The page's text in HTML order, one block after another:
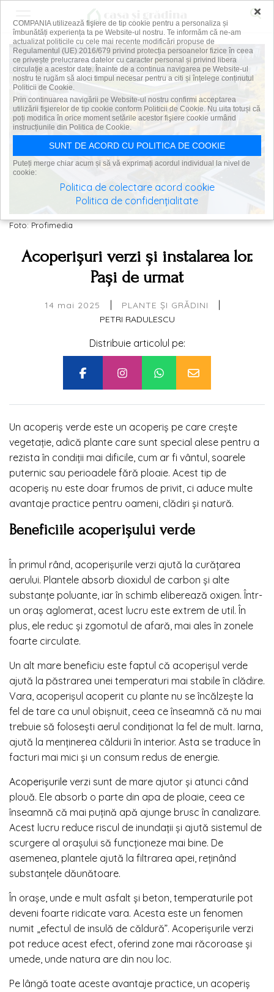
Foto: Profimedia
Acoperișuri verzi și instalarea lor.
Pași de urmat
14 mai 2025 PLANTE ȘI GRĂDINI
PETRI RADULESCU
Distribuie articolul pe:
Un acoperiș verde este un acoperiș pe care crește
vegetație, adică plante care sunt special alese pentru a
rezista în condiții mai dificile, cum ar fi vântul, soarele
puternic sau perioadele fără ploaie. Acest tip de
acoperiș nu este doar frumos de privit, ci aduce multe
avantaje practice pentru oameni, clădiri și natură.
Beneficiile acoperișului verde
În primul rând, acoperișurile verzi ajută la curățarea
aerului. Plantele absorb dioxidul de carbon și alte
substanțe poluante, iar în schimb eliberează oxigen. Într-
un oraș aglomerat, acest lucru este extrem de util. În
plus, ele reduc și zgomotul de afară, mai ales în zonele
foarte circulate.
Un alt mare beneficiu este faptul că acoperișul verde
ajută la păstrarea unei temperaturi mai stabile în clădire.
Vara, acoperișul acoperit cu plante nu se încălzește la
fel de tare ca unul obișnuit, ceea ce înseamnă că nu mai
trebuie să folosești aerul condiționat la fel de mult. Iarna,
ajută la menținerea căldurii în interior. Asta se traduce în
facturi mai mici și un consum redus de energie.
Acoperișurile verzi sunt de mare ajutor și atunci când
plouă. Ele absorb o parte din apa de ploaie, ceea ce
înseamnă că mai puțină apă ajunge brusc în canalizare.
Acest lucru reduce riscul de inundații și ajută sistemul de
scurgere al orașului să funcționeze mai bine. De
asemenea, plantele ajută la filtrarea apei, reținând
substanțele dăunătoare.
În orașe, unde e mult asfalt și beton, temperaturile pot
deveni foarte ridicate vara. Acesta este un fenomen
numit „efectul de insulă de căldură”. Acoperișurile verzi
pot reduce acest efect, oferind zone mai răcoroase și
umede, unde natura are din nou loc.
Pe lângă toate aceste avantaje practice, un acoperiș
×
COMPANIA utilizează fişiere de tip cookie pentru a personaliza și
îmbunătăți experiența ta pe Website-ul nostru. Te informăm că ne-am
actualizat politicile cu cele mai recente modificări propuse de
Regulamentul (UE) 2016/679 privind protecția persoanelor fizice în ceea
ce privește prelucrarea datelor cu caracter personal și privind libera
circulație a acestor date. Înainte de a continua navigarea pe Website-ul
nostru te rugăm să aloci timpul necesar pentru a citi și înțelege conținutul
Politicii de Cookie.
Prin continuarea navigării pe Website-ul nostru confirmi acceptarea
utilizării fişierelor de tip cookie conform Politicii de Cookie. Nu uita totuși că
poți modifica în orice moment setările acestor fişiere cookie urmând
instrucțiunile din Politica de Cookie.
SUNT DE ACORD CU POLITICA DE COOKIE
Puteți merge chiar acum și să vă exprimați acordul individual la nivel de
cookie:
Politica de colectare acord cookie
Politica de confidențialitate